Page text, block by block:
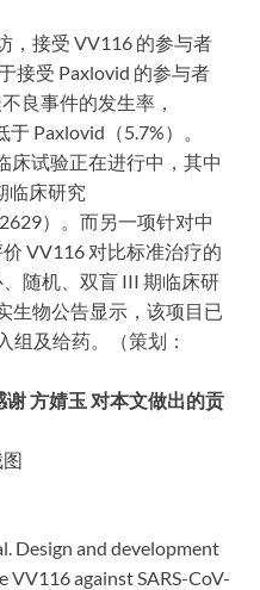
，接受 VV116 的参与者
接受 Paxlovid 的参与者
良事件的发生率，
Paxlovid（5.7%）。
床试验正在进行中，其中
临床研究
）。而另一项针对中
VV116 对比标准治疗的
随机、双盲 III 期临床研
生物公告显示，该项目已
组及给药。（策划：
方婧玉 对本文做出的贡
Design and development
against SARS-CoV-